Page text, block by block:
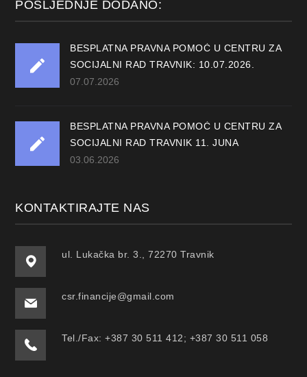
POSLJEDNJE DODANO:
BESPLATNA PRAVNA POMOĆ U CENTRU ZA
SOCIJALNI RAD TRAVNIK: 10.07.2026.
07.07.2026
BESPLATNA PRAVNA POMOĆ U CENTRU ZA
SOCIJALNI RAD TRAVNIK 11. JUNA
03.06.2026
KONTAKTIRAJTE NAS
ul. Lukačka br. 3., 72270 Travnik
csr.financije@gmail.com
Tel./Fax: +387 30 511 412; +387 30 511 058